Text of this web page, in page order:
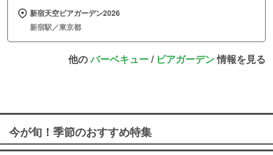
新宿天空ビアガーデン2026
新宿駅／東京都
他のバーベキュー/ ビアガーデン情報を見る
今が旬！季節のおすすめ特集